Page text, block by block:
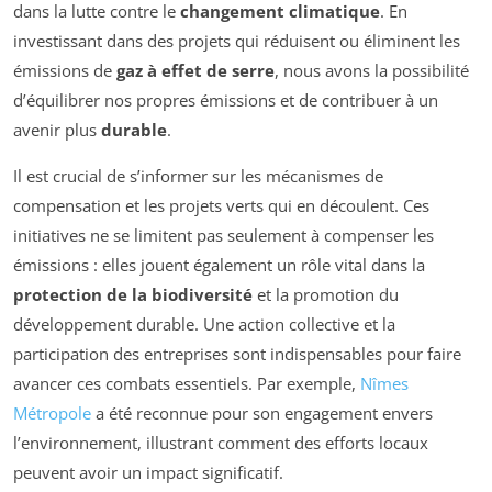
dans la lutte contre le changement climatique. En
investissant dans des projets qui réduisent ou éliminent les
émissions de gaz à effet de serre, nous avons la possibilité
d’équilibrer nos propres émissions et de contribuer à un
avenir plus durable.
Il est crucial de s’informer sur les mécanismes de
compensation et les projets verts qui en découlent. Ces
initiatives ne se limitent pas seulement à compenser les
émissions : elles jouent également un rôle vital dans la
protection de la biodiversité et la promotion du
développement durable. Une action collective et la
participation des entreprises sont indispensables pour faire
avancer ces combats essentiels. Par exemple, Nîmes
Métropole a été reconnue pour son engagement envers
l’environnement, illustrant comment des efforts locaux
peuvent avoir un impact significatif.